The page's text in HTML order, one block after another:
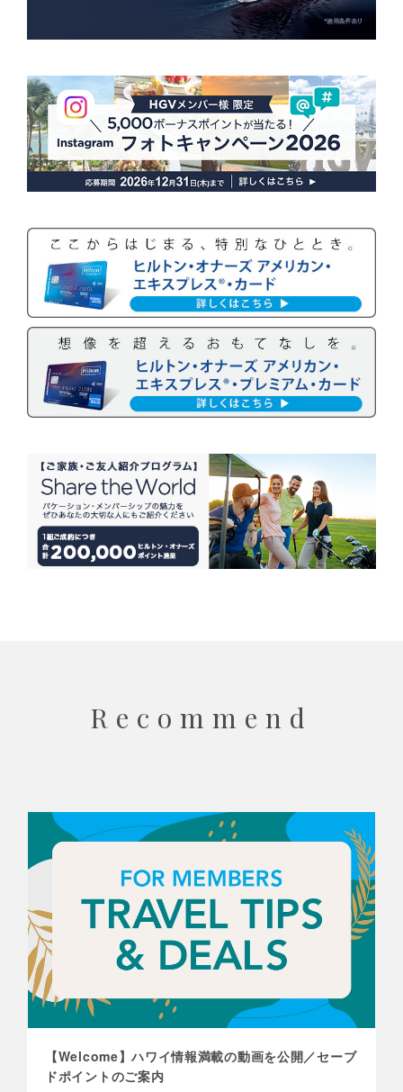
Recommend
【Welcome】ハワイ情報満載の動画を公開／セーブ
ドポイントのご案内